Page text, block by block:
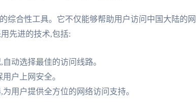
综合性工具。它不仅能够帮助用户访问中国大陆的网
先进的技术,包括:
动选择最佳的访问线路。
户上网安全。
用户提供全方位的网络访问支持。